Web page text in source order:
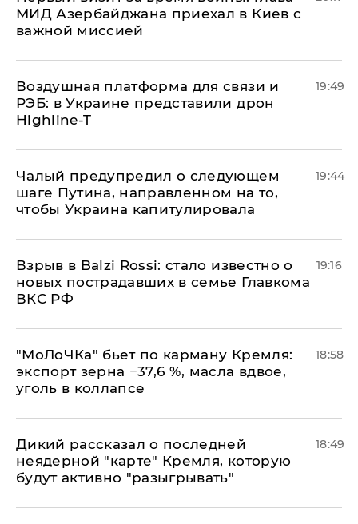
МИД Азербайджана приехал в Киев с
важной миссией
Воздушная платформа для связи и
РЭБ: в Украине представили дрон
Highline-T
19:49
Чалый предупредил о следующем
шаге Путина, направленном на то,
чтобы Украина капитулировала
19:44
Взрыв в Balzi Rossi: стало известно о
новых пострадавших в семье Главкома
ВКС РФ
19:16
​"МоЛоЧКа" бьет по карману Кремля:
экспорт зерна −37,6 %, масла вдвое,
уголь в коллапсе
18:58
Дикий рассказал о последней
неядерной "карте" Кремля, которую
будут активно "разыгрывать"
18:49